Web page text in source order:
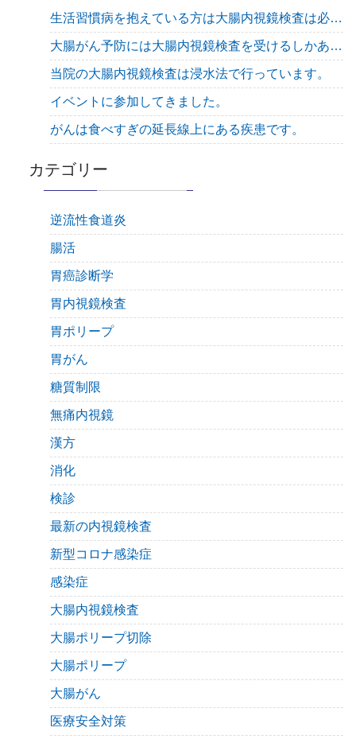
生活習慣病を抱えている方は大腸内視鏡検査は必須です
大腸がん予防には大腸内視鏡検査を受けるしかありません！
当院の大腸内視鏡検査は浸水法で行っています。
イベントに参加してきました。
がんは食べすぎの延長線上にある疾患です。
カテゴリー
逆流性食道炎
腸活
胃癌診断学
胃内視鏡検査
胃ポリープ
胃がん
糖質制限
無痛内視鏡
漢方
消化
検診
最新の内視鏡検査
新型コロナ感染症
感染症
大腸内視鏡検査
大腸ポリープ切除
大腸ポリープ
大腸がん
医療安全対策